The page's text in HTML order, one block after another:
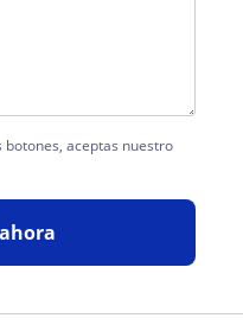
botones, aceptas nuestro